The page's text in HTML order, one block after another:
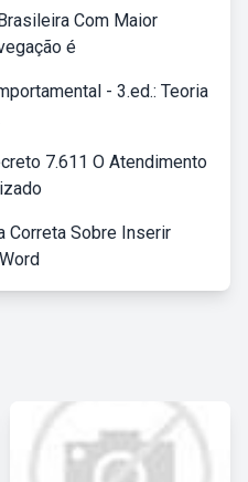
Com Maior
é
- 3.ed.: Teoria
7.611 O Atendimento
Correta Sobre Inserir